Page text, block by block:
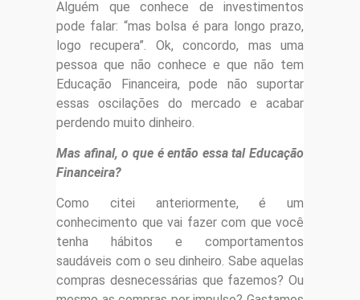
Alguém que conhece de investimentos
pode falar: “mas bolsa é para longo prazo,
logo recupera”. Ok, concordo, mas uma
pessoa que não conhece e que não tem
Educação Financeira, pode não suportar
essas oscilações do mercado e acabar
perdendo muito dinheiro.
Mas afinal, o que é então essa tal Educação
Financeira?
Como citei anteriormente, é um
conhecimento que vai fazer com que você
tenha hábitos e comportamentos
saudáveis com o seu dinheiro. Sabe aquelas
compras desnecessárias que fazemos? Ou